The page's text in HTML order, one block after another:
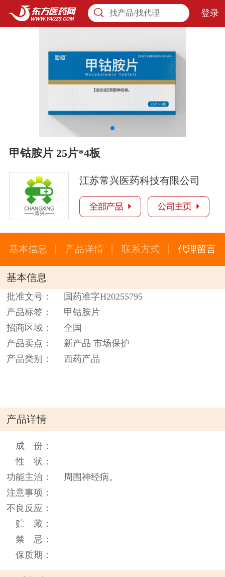
找产品/找代理 登录
甲钴胺片 25片*4板
江苏常兴医药科技有限公司
基本信息 产品详情 联系方式 代理留言
基本信息
批准文号：
国药准字H20255795
产品标签：
甲钴胺片
招商区域：
全国
产品卖点：
新产品 市场保护
产品类别：
西药产品
产品详情
成 份：
性 状：
功能主治：
周围神经病。
注意事项：
不良反应：
贮 藏：
禁 忌：
保质期：